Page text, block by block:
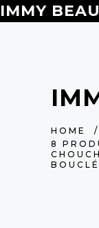
IMMY
HOME
8